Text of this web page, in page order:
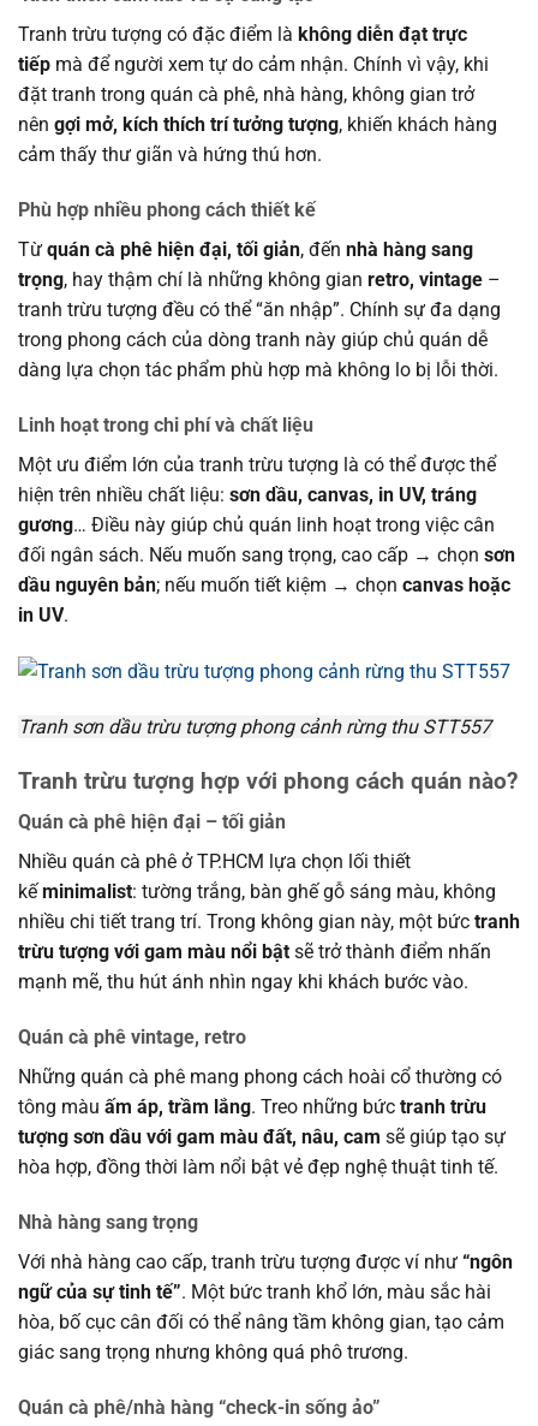
Tranh trừu tượng có đặc điểm là không diễn đạt trực
tiếp mà để người xem tự do cảm nhận. Chính vì vậy, khi
đặt tranh trong quán cà phê, nhà hàng, không gian trở
nên gợi mở, kích thích trí tưởng tượng, khiến khách hàng
cảm thấy thư giãn và hứng thú hơn.
Phù hợp nhiều phong cách thiết kế
Từ quán cà phê hiện đại, tối giản, đến nhà hàng sang
trọng, hay thậm chí là những không gian retro, vintage –
tranh trừu tượng đều có thể “ăn nhập”. Chính sự đa dạng
trong phong cách của dòng tranh này giúp chủ quán dễ
dàng lựa chọn tác phẩm phù hợp mà không lo bị lỗi thời.
Linh hoạt trong chi phí và chất liệu
Một ưu điểm lớn của tranh trừu tượng là có thể được thể
hiện trên nhiều chất liệu: sơn dầu, canvas, in UV, tráng
gương… Điều này giúp chủ quán linh hoạt trong việc cân
đối ngân sách. Nếu muốn sang trọng, cao cấp → chọn sơn
dầu nguyên bản; nếu muốn tiết kiệm → chọn canvas hoặc
in UV.
Tranh sơn dầu trừu tượng phong cảnh rừng thu STT557
Tranh trừu tượng hợp với phong cách quán nào?
Quán cà phê hiện đại – tối giản
Nhiều quán cà phê ở TP.HCM lựa chọn lối thiết
kếminimalist: tường trắng, bàn ghế gỗ sáng màu, không
nhiều chi tiết trang trí. Trong không gian này, một bức tranh
trừu tượng với gam màu nổi bật sẽ trở thành điểm nhấn
mạnh mẽ, thu hút ánh nhìn ngay khi khách bước vào.
Quán cà phê vintage, retro
Những quán cà phê mang phong cách hoài cổ thường có
tông màu ấm áp, trầm lắng. Treo những bức tranh trừu
tượng sơn dầu với gam màu đất, nâu, cam sẽ giúp tạo sự
hòa hợp, đồng thời làm nổi bật vẻ đẹp nghệ thuật tinh tế.
Nhà hàng sang trọng
Với nhà hàng cao cấp, tranh trừu tượng được ví như “ngôn
ngữ của sự tinh tế”. Một bức tranh khổ lớn, màu sắc hài
hòa, bố cục cân đối có thể nâng tầm không gian, tạo cảm
giác sang trọng nhưng không quá phô trương.
Quán cà phê/nhà hàng “check-in sống ảo”